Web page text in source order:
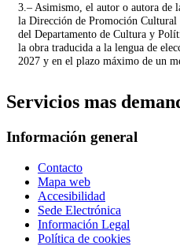
3.– Asimismo, el autor o autora de
la Dirección de Promoción Cultural
del Departamento de Cultura y
la obra traducida a la lengua de
2027 y en el plazo máximo de un
Servicios mas
Información general
Contacto
Mapa web
Accesibilidad
Sede Electrónica
Información Legal
Política de cookies